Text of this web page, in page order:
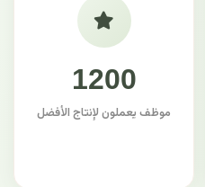
1200
موظف يعملون لإنتاج الأفضل